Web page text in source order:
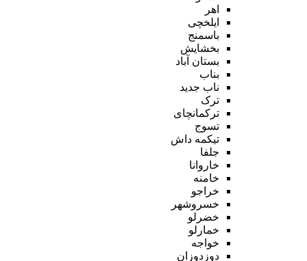
اهر
ایلخچی
باسمنج
بخشایش
بستان آباد
بناب
ناب جدید
ترک
ترکمانچای
تسوج
تیکمه داش
جلفا
خاروانا
خامنه
خراجو
خسروشهر
خضرلو
خمارلو
خواجه
دوزدوزان